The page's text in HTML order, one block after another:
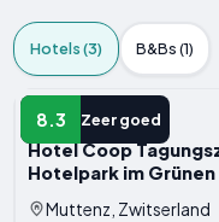
Hotels (3) B&Bs (1)
8.3 Zeer goed
HOTEL
Hotel Coop
Hotelpark im Grünen
Muttenz, Zwitserland